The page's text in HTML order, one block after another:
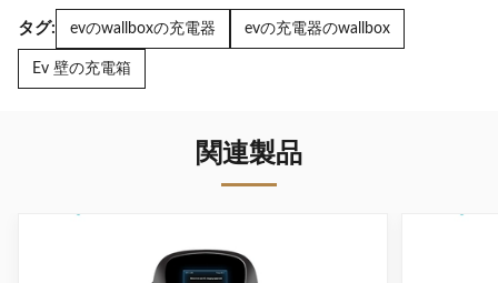
タグ: evのwallboxの充電器 evの充電器のwallbox
Ev 壁の充電箱
関連製品